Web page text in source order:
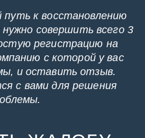
к восстановлению
совершить всего 3
регистрацию на
с которой у вас
и оставить отзыв.
с вами для решения